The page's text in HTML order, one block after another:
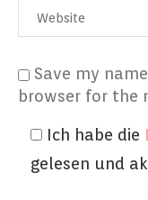
Save my
browser for the
Ich habe die
gelesen und